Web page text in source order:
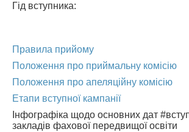
Гід вступника:
Правила прийому
Положення про приймальну комісію
Положення про апеляційну комісію
Етапи вступної кампанії
Інфографіка щодо основних дат
закладів фахової передвищої освіти